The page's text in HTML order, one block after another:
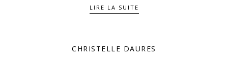
LIRE LA SUITE
CHRISTELLE DAURES